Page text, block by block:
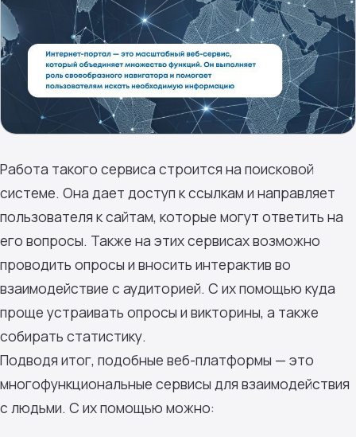
Работа такого сервиса строится на поисковой
системе. Она дает доступ к ссылкам и направляет
пользователя к сайтам, которые могут ответить на
его вопросы. Также на этих сервисах возможно
проводить опросы и вносить интерактив во
взаимодействие с аудиторией. С их помощью куда
проще устраивать опросы и викторины, а также
собирать статистику.
Подводя итог, подобные веб-платформы — это
многофункциональные сервисы для взаимодействия
с людьми. С их помощью можно: